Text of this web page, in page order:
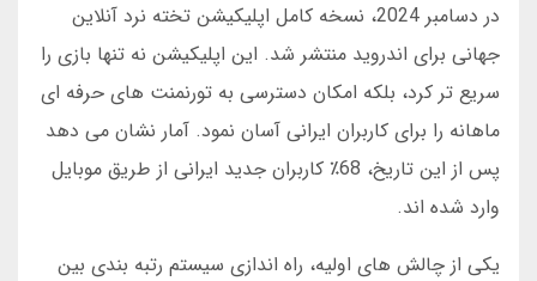
در دسامبر 2024، نسخه کامل اپلیکیشن تخته نرد آنلاین
جهانی برای اندروید منتشر شد. این اپلیکیشن نه تنها بازی را
سریع تر کرد، بلکه امکان دسترسی به تورنمنت های حرفه ای
ماهانه را برای کاربران ایرانی آسان نمود. آمار نشان می دهد
پس از این تاریخ، 68٪ کاربران جدید ایرانی از طریق موبایل
وارد شده اند.
یکی از چالش های اولیه، راه اندازی سیستم رتبه بندی بین